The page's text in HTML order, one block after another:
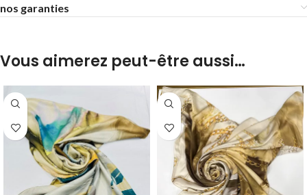
nos garanties
Vous aimerez peut-être aussi…